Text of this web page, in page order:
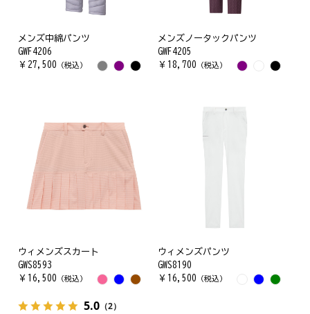
メンズ中綿パンツ
GWF4206
￥ 27,500 （税込）
メンズノータックパンツ
GWF4205
￥ 18,700 （税込）
ウィメンズスカート
GWS8593
￥ 16,500 （税込）
5.0 （2）
ウィメンズパンツ
GWS8190
￥ 16,500 （税込）